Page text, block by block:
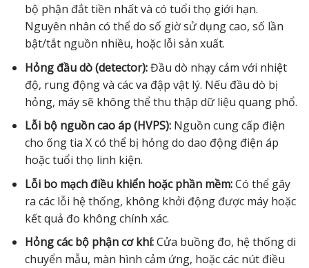
bộ phận đắt tiền nhất và có tuổi thọ giới hạn.
Nguyên nhân có thể do số giờ sử dụng cao, số lần
bật/tắt nguồn nhiều, hoặc lỗi sản xuất.
Hỏng đầu dò (detector):Đầu dò nhạy cảm với nhiệt
độ, rung động và các va đập vật lý. Nếu đầu dò bị
hỏng, máy sẽ không thể thu thập dữ liệu quang phổ.
Lỗi bộ nguồn cao áp (HVPS):Nguồn cung cấp điện
cho ống tia X có thể bị hỏng do dao động điện áp
hoặc tuổi thọ linh kiện.
Lỗi bo mạch điều khiển hoặc phần mềm:Có thể gây
ra các lỗi hệ thống, không khởi động được máy hoặc
kết quả đo không chính xác.
Hỏng các bộ phận cơ khí:Cửa buồng đo, hệ thống di
chuyển mẫu, màn hình cảm ứng, hoặc các nút điều